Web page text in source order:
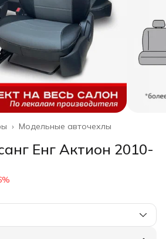
Модельные авточехлы
›
Енг Актион 2010-
%